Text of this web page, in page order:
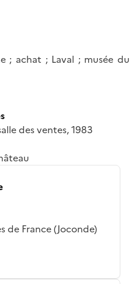
; achat ; Laval ; musée du
des ventes, 1983
de France (Joconde)